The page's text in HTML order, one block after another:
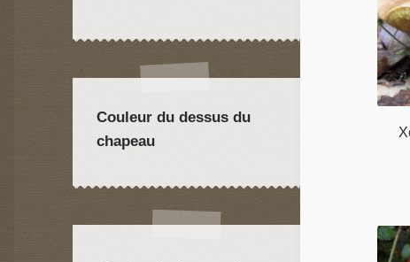
Couleur du dessus du
chapeau